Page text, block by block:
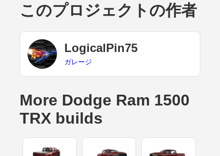
このプロジェクトの作者
LogicalPin75
ガレージ
More Dodge Ram 1500
TRX builds